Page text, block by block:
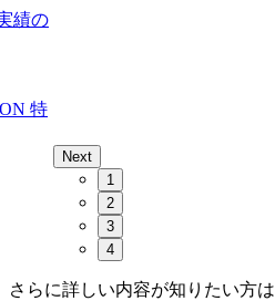
績の
特
Next
1
2
3
4
さらに詳しい内容が知りたい方は